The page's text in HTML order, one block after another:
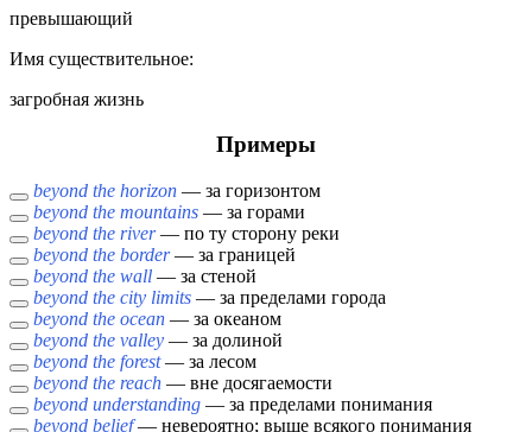
превышающий
Имя cуществительное:
загробная жизнь
Примеры
beyond the horizon — за горизонтом
beyond the mountains — за горами
beyond the river— по ту сторону реки
beyond the border— за границей
beyond the wall — за стеной
beyond the city limits — за пределами города
beyond the ocean — за океаном
beyond the valley — за долиной
beyond the forest— за лесом
beyond the reach — вне досягаемости
beyond understanding — за пределами понимания
beyond belief— невероятно; выше всякого понимания